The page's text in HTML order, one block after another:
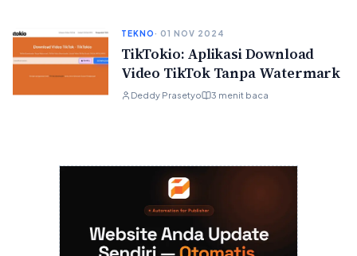
TEKNO· 01 NOV 2024
TikTokio: Aplikasi Download
Video TikTok Tanpa Watermark
Deddy Prasetyo 3 menit baca